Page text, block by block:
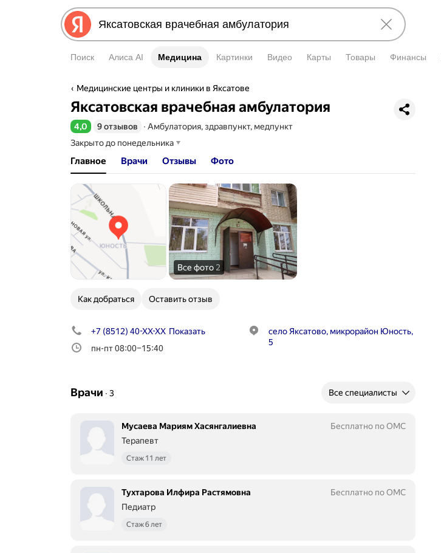
Поиск Алиса AI Медицина
Медицина Картинки Видео Карты Товары Финансы
Медицинские центры и клиники в Яксатове
Яксатовская врачебная амбулатория
Рейтинг 4,0 из 5
4,0 9 отзывов ∙ Амбулатория, здравпункт, медпункт
Закрыто до понедельника
Главное Врачи Отзывы Фото
Все фото 2
Как добраться Оставить отзыв
+7 (8512) 40-XX-XX Показать
пн-пт 08:00–15:40
село Яксатово, микрорайон Юность,
5
Врачи ∙ 3 Все специалисты
Мусаева Мариям Хасянгалиевна
Терапевт
Стаж 11 лет
Бесплатно по ОМС
Тухтарова Илфира Растямовна
Педиатр
Стаж 6 лет
Бесплатно по ОМС